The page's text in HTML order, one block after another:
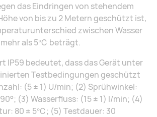
das Eindringen von stehendem
von bis zu 2 Metern geschützt ist,
zwischen Wasser
als 5℃ beträgt.
IP59 bedeutet, dass das Gerät unter
Testbedingungen geschützt
(5 ± 1) U/min; (2) Sprühwinkel:
(3) Wasserfluss: (15 ± 1) l/min; (4)
80 ± 5℃; (5) Testdauer: 30